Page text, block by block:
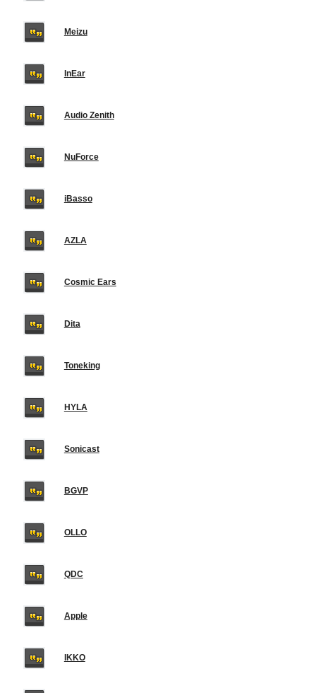
Meizu
InEar
Audio Zenith
NuForce
iBasso
AZLA
Cosmic Ears
Dita
Toneking
HYLA
Sonicast
BGVP
OLLO
QDC
Apple
IKKO